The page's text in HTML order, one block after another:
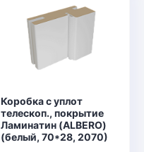
Коробка с уплот
телескоп., покрытие
Ламинатин (ALBERO)
(белый, 70*28, 2070)